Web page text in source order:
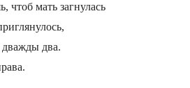
мать загнулась
два.